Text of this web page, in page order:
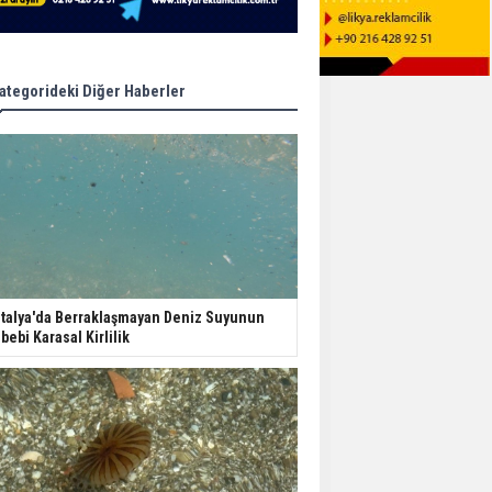
Diğer Haberler
Berraklaşmayan Deniz Suyunun
Karasal Kirlilik